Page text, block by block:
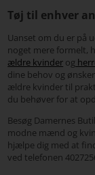
Tøj til enhver
Uanset om du er på
noget mere formelt,
ældre kvinder og
dine behov og
ældre kvinder til
du behøver for at
Besøg Damernes
modne mænd og
hjælpe dig med at
ved telefonen